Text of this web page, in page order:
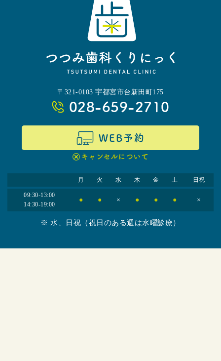
〒321-0103 宇都宮市台新田町175
028-659-2710
WEB予約
キャンセルについて
月 火 水 木 金 土 日祝
09:30-13:00
14:30-19:00
● ● × ● ● ● ×
※ 水、日祝（祝日のある週は水曜診療）